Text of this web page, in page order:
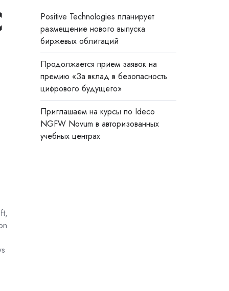
Positive Technologies планирует
размещение нового выпуска
биржевых облигаций
Продолжается прием заявок на
премию «За вклад в безопасность
цифрового будущего»
Приглашаем на курсы по Ideco
NGFW Novum в авторизованных
учебных центрах